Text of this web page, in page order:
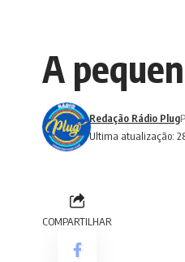
A
Ultima atualização:
Redação Rádio Plug
COMPARTILHAR